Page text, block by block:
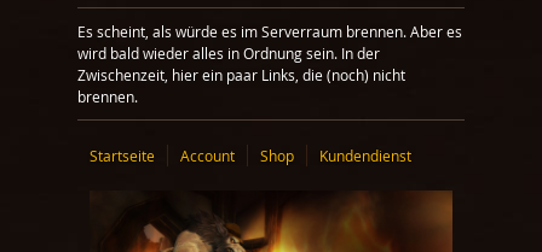
Es scheint, als würde es im Serverraum brennen. Aber es
wird bald wieder alles in Ordnung sein. In der
Zwischenzeit, hier ein paar Links, die (noch) nicht
brennen.
Startseite Account Shop Kundendienst